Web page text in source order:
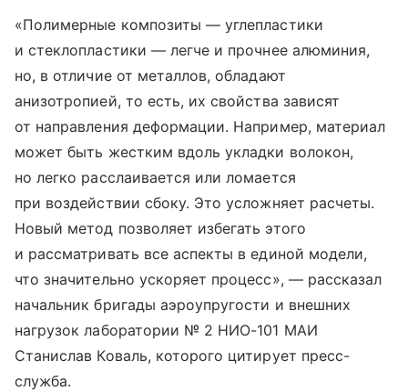
«Полимерные композиты — углепластики
и стеклопластики — легче и прочнее алюминия,
но, в отличие от металлов, обладают
анизотропией, то есть, их свойства зависят
от направления деформации. Например, материал
может быть жестким вдоль укладки волокон,
но легко расслаивается или ломается
при воздействии сбоку. Это усложняет расчеты.
Новый метод позволяет избегать этого
и рассматривать все аспекты в единой модели,
что значительно ускоряет процесс», — рассказал
начальник бригады аэроупругости и внешних
нагрузок лаборатории № 2 НИО-101 МАИ
Станислав Коваль, которого цитирует пресс-
служба.